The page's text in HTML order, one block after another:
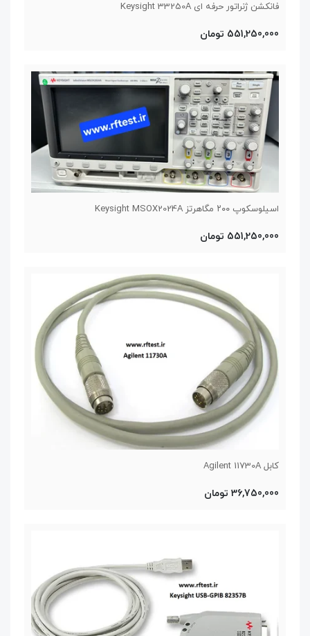
فانکشن ژنراتور حرفه ای Keysight 33250A
551,250,000 تومان
اسیلوسکوپ ۲۰۰ مگاهرتز Keysight MSOX2024A
551,250,000 تومان
کابل Agilent 11730A
36,750,000 تومان